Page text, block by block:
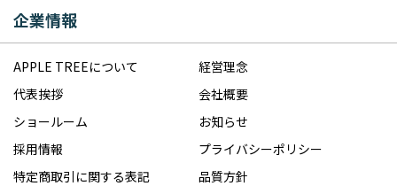
企業情報
APPLE TREEについて
経営理念
代表挨拶
会社概要
ショールーム
お知らせ
採用情報
プライバシーポリシー
特定商取引に関する表記
品質方針